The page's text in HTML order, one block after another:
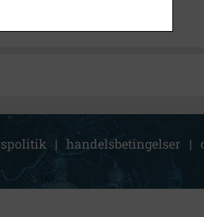
| handelsbetingelser |